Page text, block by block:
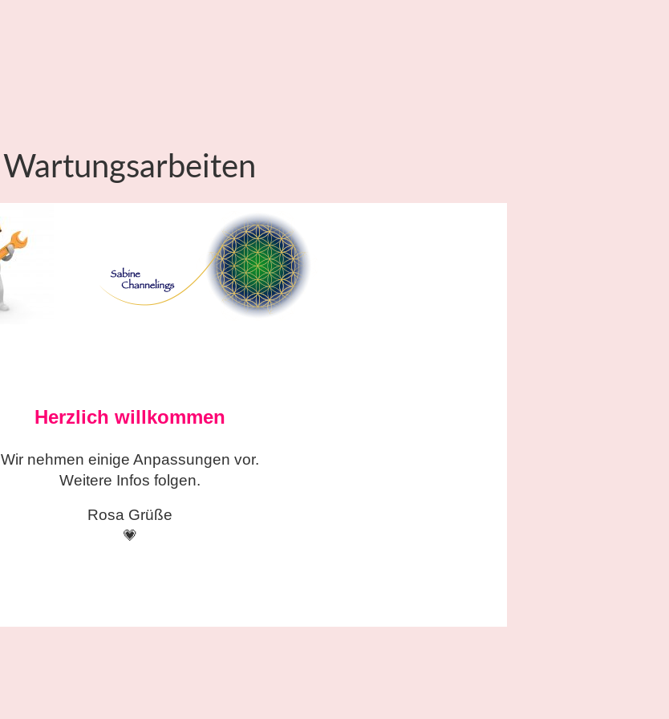
Wartungsarbeiten
Herzlich willkommen
Wir nehmen einigeAnpassungen vor.
Weitere Infos folgen.
Rosa Grüße
💗